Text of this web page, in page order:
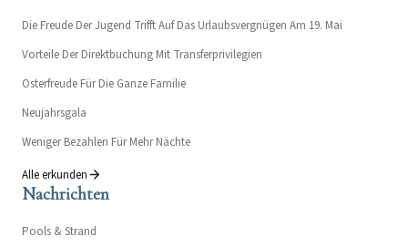
Die Freude Der Jugend Trifft Auf Das Urlaubsvergnügen Am 19. Mai
Vorteile Der Direktbuchung Mit Transferprivilegien
Osterfreude Für Die Ganze Familie
Neujahrsgala
Weniger Bezahlen Für Mehr Nächte
Alle erkunden
Nachrichten
Pools & Strand